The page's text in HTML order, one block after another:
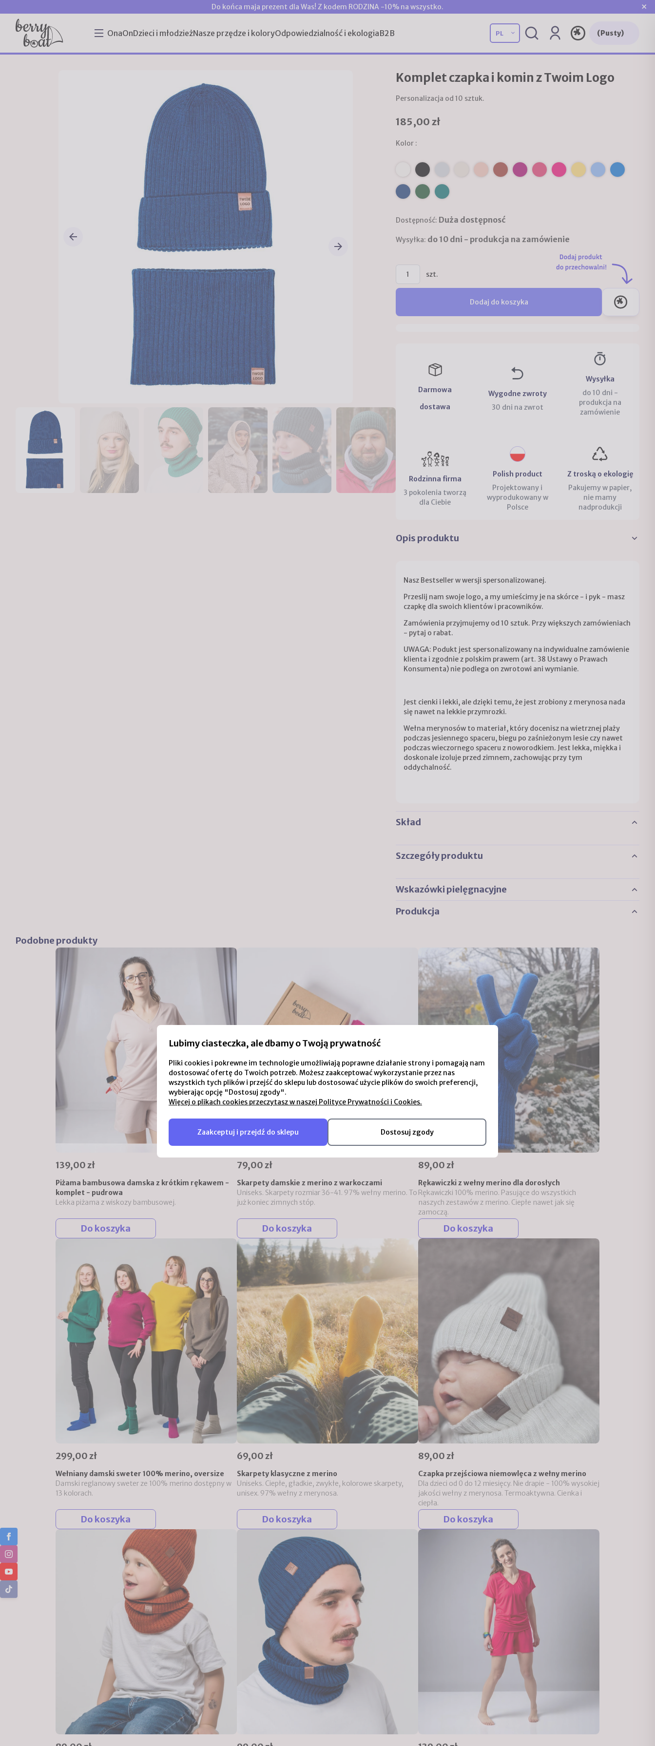
Do końca maja prezent dla Was! Z kodem RODZINA -10% na wszystko. ×
OnaOnDzieci i młodzieżNasze przędze i koloryOdpowiedzialność i ekologiaB2B (Pusty)
Komplet czapka i komin z Twoim Logo
Personalizacja od 10 sztuk.
185,00 zł
Kolor :
Dostępność: Duża dostępnosć
Wysyłka: do 10 dni - produkcja na zamówienie
szt.
Dodaj do koszyka
Darmowa
dostawa
Wygodne zwroty
30 dni na zwrot
Wysyłka
do 10 dni -
produkcja na
zamówienie
Rodzinna firma
3 pokolenia tworzą
dla Ciebie
Polish product
Projektowany i
wyprodukowany w
Polsce
Z troską o ekologię
Pakujemy w papier,
nie mamy
nadprodukcji
Opis produktu
Nasz Bestseller w wersji spersonalizowanej.
Przeslij nam swoje logo, a my umieścimy je na skórce - i pyk - masz
czapkę dla swoich klientów i pracowników.
Zamówienia przyjmujemy od 10 sztuk. Przy większych zamówieniach
- pytaj o rabat.
UWAGA: Podukt jest spersonalizowany na indywidualne zamówienie
klienta i zgodnie z polskim prawem (art. 38 Ustawy o Prawach
Konsumenta) nie podlega on zwrotowi ani wymianie.
Jest cienki i lekki, ale dzięki temu, że jest zrobiony z merynosa nada
się nawet na lekkie przymrozki.
Wełna merynosów to materiał, który docenisz na wietrznej plaży
podczas jesiennego spaceru, biegu po zaśnieżonym lesie czy nawet
podczas wieczornego spaceru z noworodkiem. Jest lekka, miękka i
doskonale izoluje przed zimnem, zachowując przy tym
oddychalność.
Skład
Szczegóły produktu
Wskazówki pielęgnacyjne
Produkcja
Podobne produkty
139,00 zł
Piżama bambusowa damska z krótkim rękawem -
komplet - pudrowa
Lekka piżama z wiskozy bambusowej.
Do koszyka
79,00 zł
Skarpety damskie z merino z warkoczami
Uniseks. Skarpety rozmiar 36-41. 97% wełny merino. To
już koniec zimnych stóp.
Do koszyka
89,00 zł
Rękawiczki z wełny merino dla dorosłych
Rękawiczki 100% merino. Pasujące do wszystkich
naszych zestawów z merino. Ciepłe nawet jak się
zamoczą.
Do koszyka
299,00 zł
Wełniany damski sweter 100% merino, oversize
Damski reglanowy sweter ze 100% merino dostępny w
13 kolorach.
Do koszyka
69,00 zł
Skarpety klasyczne z merino
Uniseks. Ciepłe, gładkie, zwykłe, kolorowe skarpety,
unisex. 97% wełny z merynosa.
Do koszyka
89,00 zł
Czapka przejściowa niemowlęca z wełny merino
Dla dzieci od 0 do 12 miesięcy. Nie drapie - 100% wysokiej
jakości wełny z merynosa. Termoaktywna. Cienka i
ciepła.
Do koszyka
Lubimy ciasteczka, ale dbamy o Twoją prywatność
Pliki cookies i pokrewne im technologie umożliwiają poprawne działanie strony i pomagają nam
dostosować ofertę do Twoich potrzeb. Możesz zaakceptować wykorzystanie przez nas
wszystkich tych plików i przejść do sklepu lub dostosować użycie plików do swoich preferencji,
wybierając opcję "Dostosuj zgody".
Więcej o plikach cookies przeczytasz w naszej Polityce Prywatności i Cookies.
Zaakceptuj i przejdź do sklepu Dostosuj zgody